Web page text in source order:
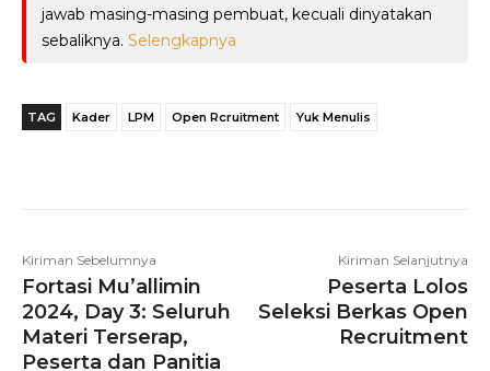
jawab masing-masing pembuat, kecuali dinyatakan
sebaliknya. Selengkapnya
TAG Kader LPM Open Rcruitment Yuk Menulis
Kiriman Sebelumnya
Fortasi Mu’allimin
2024, Day 3: Seluruh
Materi Terserap,
Peserta dan Panitia
Kiriman Selanjutnya
Peserta Lolos
Seleksi Berkas Open
Recruitment